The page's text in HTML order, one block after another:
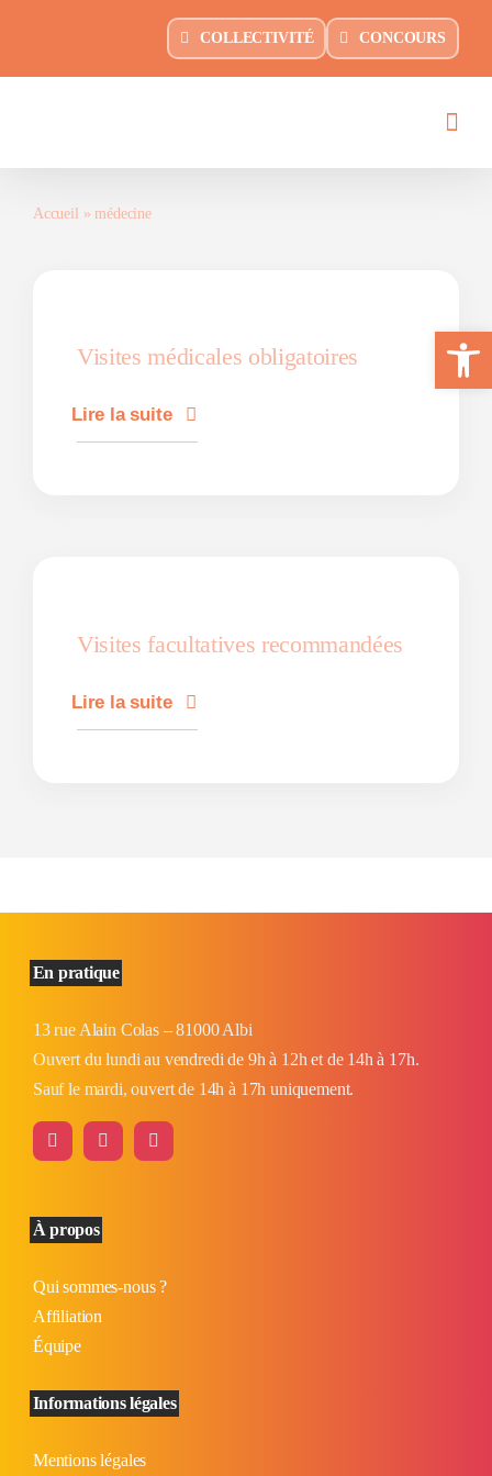
contenu
COLLECTIVITÉ CONCOURS
Accueil » médecine
Visites médicales obligatoires
Lire la suite
Visites facultatives recommandées
Lire la suite
En pratique
13 rue Alain Colas – 81000 Albi
Ouvert du lundi au vendredi de 9h à 12h et de 14h à 17h.
Sauf le mardi, ouvert de 14h à 17h uniquement.
À propos
Qui sommes-nous ?
Affiliation
Équipe
Informations légales
Mentions légales
Ouvrir